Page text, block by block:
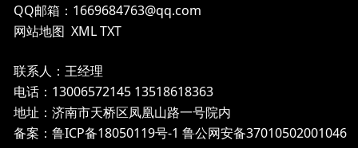
QQ邮箱：1669684763@qq.com
网站地图 XMLTXT
联系人：王经理
电话：13006572145 13518618363
地址：济南市天桥区凤凰山路一号院内
备案：鲁ICP备18050119号-1鲁公网安备37010502001046